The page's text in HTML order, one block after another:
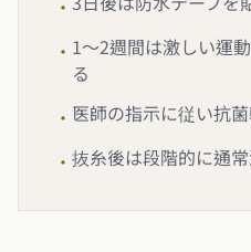
•
• 1〜2週間は激しい運
る
• 医師の指示に従い抗
• 抜糸後は段階的に通